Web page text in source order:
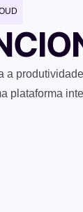
a
plataforma